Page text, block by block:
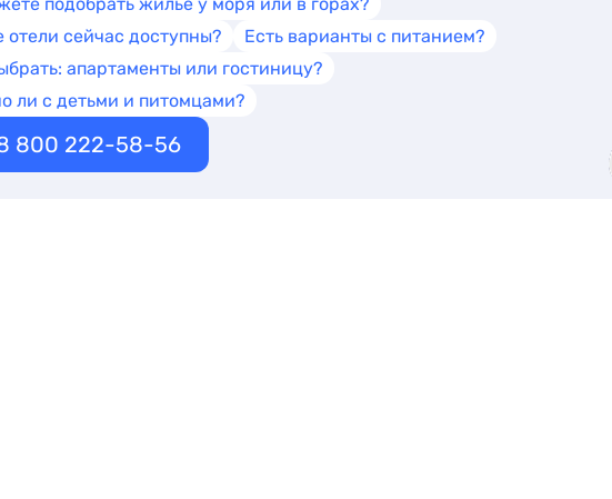
отели сейчас доступны?
Есть варианты с питанием?
апартаменты или гостиницу?
ли с детьми и питомцами?
800 222-58-56